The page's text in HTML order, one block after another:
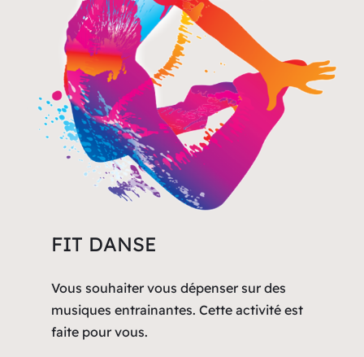
FIT DANSE
Vous souhaiter vous dépenser sur des
musiques entrainantes. Cette activité est
faite pour vous.